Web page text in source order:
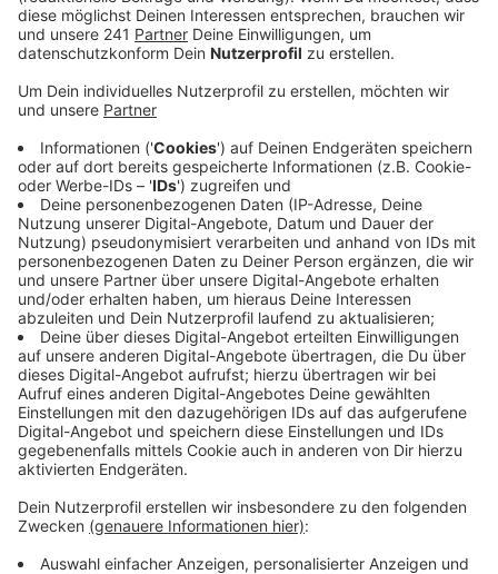
Veröffentlicht:Dienstag, 10.03.2020 10:40
Anzeige
Für den Engpass gibt es laut DRK drei Gründe: Die zu
Ende gegangene Karnevalszeit, die Grippesaison – und
die Angst vor dem Coronavirus. Die Sorge, sich mit
dem Virus anzustecken sei aber unbegründet.
Momentan sieht das DRK kein Risiko. Selbst wenn
jemand mit dem Virus Blutspenden würde, wird die
Krankheit nicht über das Blut übertragen. Für viel
gefährlicher hält, dass DRK den aktuellen Engpass.
„Ohne Blutspenden werden Menschen sterben. Und
dann nicht am Coronavirus.“
Nächster Blutspendetermin: 18.03.2020
Leverkusen 51381 - Berg.Neukirchen
DRK-Begegnungsstätte